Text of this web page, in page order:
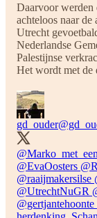
Daarvoor werden
achteloos naar de
Utrecht
Nederlandse
Palestijnse
Het wordt met de
gd_ouder
@EvaOosters
@raaijmakersilse
@UtrechtNuGR
@gertjantehoonte